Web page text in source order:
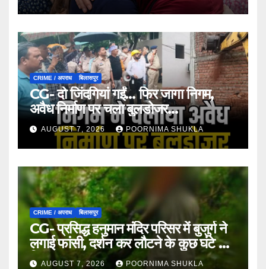
CRIME / अपराध बिलासपुर
CG- दो जिंदगियां गईं… फिर जागा निगम,
अवैध निर्माण पर चला बुलडोजर…
AUGUST 7, 2026 POORNIMA SHUKLA
CRIME / अपराध बिलासपुर
CG- प्रसिद्ध हनुमान मंदिर परिसर में बुजुर्ग ने
लगाई फांसी, दर्शन कर लौटने के कुछ घंटे बाद
मिला शव…
AUGUST 7, 2026 POORNIMA SHUKLA